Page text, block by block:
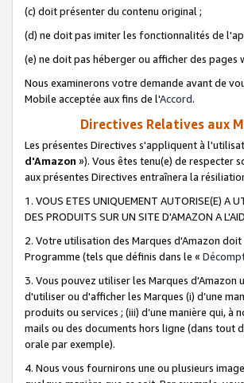
(c) doit présenter du contenu original ;
(d) ne doit pas imiter les fonctionnalités de
(e) ne doit pas héberger ou afficher des pages
Nous examinerons votre demande avant de
Mobile acceptée aux fins de l'Accord.
Directives Relatives aux
Les présentes Directives s'appliquent à
d'Amazon »). Vous êtes tenu(e) de respecter
aux présentes Directives entraînera la
1. VOUS ETES UNIQUEMENT AUTORISE(E) A
DES PRODUITS SUR UN SITE D'AMAZON A
2. Votre utilisation des Marques d'Amazon
Programme (tels que définis dans le «
3. Vous pouvez utiliser les Marques
d'utiliser ou d'afficher les Marques (i) d’une
produits ou services ; (iii) d’une manière qui,
mails ou des documents hors ligne (dans tout
orale par exemple).
4. Nous vous fournirons une ou plusieurs